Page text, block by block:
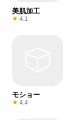
美肌加工
4.1
モショー
4.4